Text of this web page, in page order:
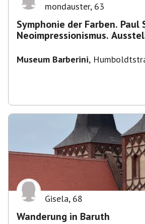
mondauster, 63
Symphonie der Farben. Paul
Neoimpressionismus.
Museum Barberini,
Gisela, 68
Wanderung in Baruth